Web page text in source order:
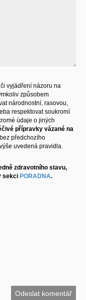
vyjádření názoru na
způsobem
národnostní, rasovou,
respektovat soukromí
údaje o jiných
přípravky vázané na
předchozího
uvedená pravidla.
zdravotního stavu,
sekci PORADNA.